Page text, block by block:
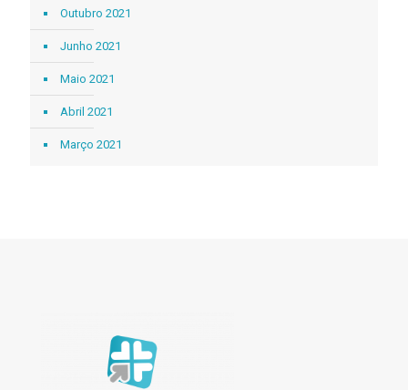
Outubro 2021
Junho 2021
Maio 2021
Abril 2021
Março 2021